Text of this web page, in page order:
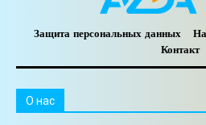
Защита персональных данных
Контакт
O нас